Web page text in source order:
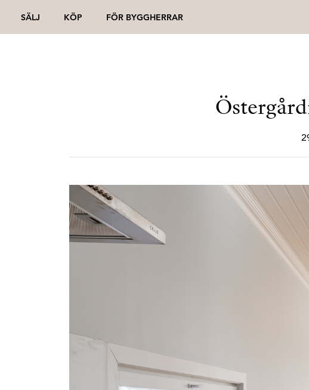
SÄLJ KÖP FÖR BYGGHERRAR